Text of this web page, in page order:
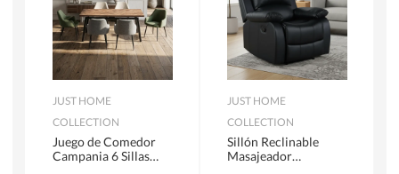
JUST HOME
COLLECTION
Juego de Comedor
Campania 6 Sillas
JUST HOME
COLLECTION
Sillón Reclinable
Masajeador